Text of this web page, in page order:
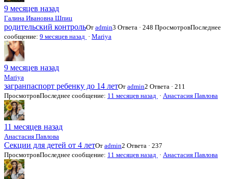
9 месяцев назад
Галина Ивановна Шпиц
родительский контрольОт admin3 Ответа · 248 ПросмотровПоследнее
сообщение: 9 месяцев назад · Mariya
9 месяцев назад
Mariya
загранпаспорт ребенку до 14 летОт admin2 Ответа · 211
ПросмотровПоследнее сообщение: 11 месяцев назад · Анастасия Павлова
11 месяцев назад
Анастасия Павлова
Секции для детей от 4 летОт admin2 Ответа · 237
ПросмотровПоследнее сообщение: 11 месяцев назад · Анастасия Павлова